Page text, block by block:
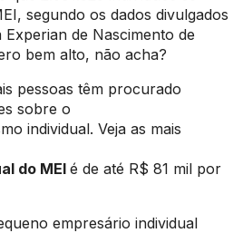
segundo os dados divulgados
de Nascimento de
bem alto, não acha?
pessoas têm procurado
sobre o
individual. Veja as mais
do MEI é de até R$ 81 mil por
empresário individual